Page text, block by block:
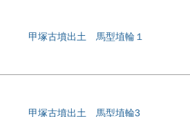
甲塚古墳出土 馬型埴輪１
甲塚古墳出土 馬型埴輪3